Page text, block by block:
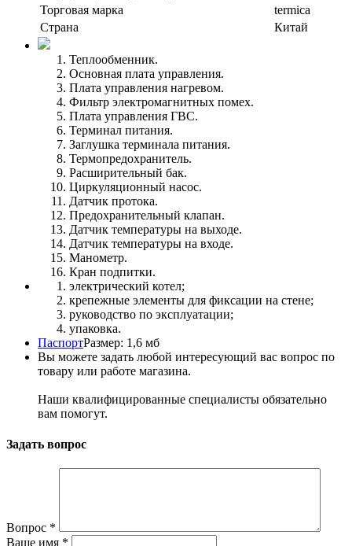
Торговая марка
termica
Страна
Китай
Теплообменник.
Основная плата управления.
Плата управления нагревом.
Фильтр электромагнитных помех.
Плата управления ГВС.
Терминал питания.
Заглушка терминала питания.
Термопредохранитель.
Расширительный бак.
Циркуляционный насос.
Датчик протока.
Предохранительный клапан.
Датчик температуры на выходе.
Датчик температуры на входе.
Манометр.
Кран подпитки.
электрический котел;
крепежные элементы для фиксации на стене;
руководство по эксплуатации;
упаковка.
ПаспортРазмер: 1,6 мб
Вы можете задать любой интересующий вас вопрос по
товару или работе магазина.
Наши квалифицированные специалисты обязательно
вам помогут.
Задать вопрос
Вопрос *
Ваше имя *